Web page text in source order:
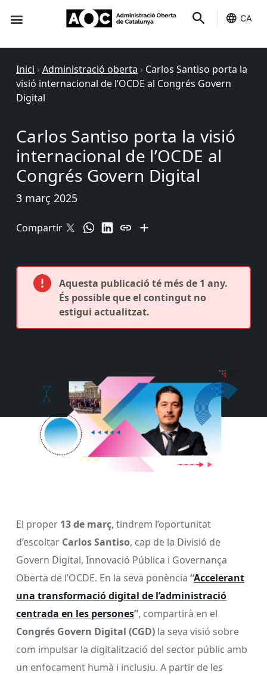
CA
Inici › Administració oberta › Carlos Santiso porta la
visió internacional de l’OCDE al Congrés Govern
Digital
Carlos Santiso porta la visió
internacional de l’OCDE al
Congrés Govern Digital
3 març 2025
Compartir
Aquesta publicació té més de 1 any.
És possible que el contingut no
estigui actualitzat.
El proper 13 de març, tindrem l’oportunitat
d’escoltar Carlos Santiso, cap de la Divisió de
Govern Digital, Innovació Pública i Governança
Oberta de l’OCDE. En la seva ponència “Accelerant
una transformació digital de l’administració
centrada en les persones”, compartirà en el
Congrés Govern Digital (CGD) la seva visió sobre
com impulsar la digitalització del sector públic amb
un enfocament humà i inclusiu. A partir de les